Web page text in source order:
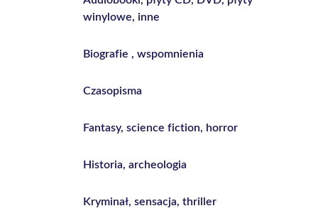
winylowe, inne
Biografie , wspomnienia
Czasopisma
Fantasy, science fiction, horror
Historia, archeologia
Kryminał, sensacja, thriller